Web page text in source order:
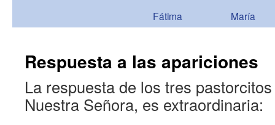
Fátima
María
Respuesta a las apariciones
La respuesta de los tres
Nuestra Señora, es extraordinaria: